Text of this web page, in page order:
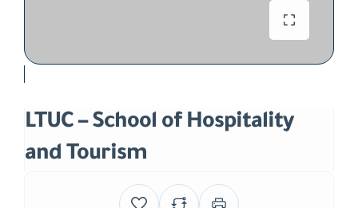
LTUC – School of Hospitality
and Tourism